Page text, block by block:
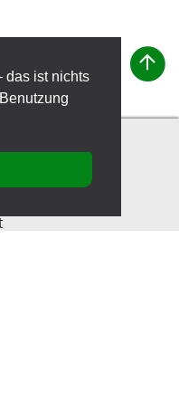
das ist nichts